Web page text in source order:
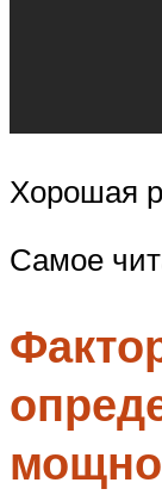
Хорошая
Самое